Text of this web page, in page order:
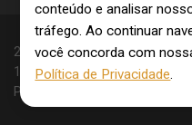
2025 © Invest Imobiliária -
15.831.309/0001-09. Todos os
Política de Privacidade
conteúdo e analisar
tráfego. Ao continuar
você concorda com
Política de Privacidade.